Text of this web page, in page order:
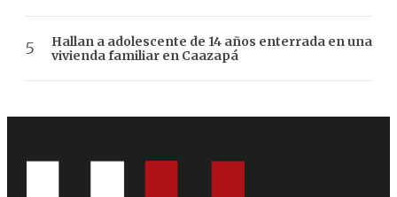
Hallan a adolescente de 14 años enterrada en una
vivienda familiar en Caazapá